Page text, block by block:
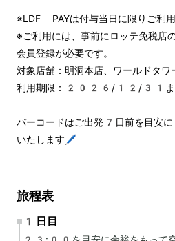
※LDF PAYは付与当日に限りご利用
※ご利用には、事前にロッテ免税店
会員登録が必要です。
対象店舗：明洞本店、ワールドタワ
利用期限：2026/12/31ま
バーコードはご出発7日前を目安に
いたします🖊️
旅程表
1日目